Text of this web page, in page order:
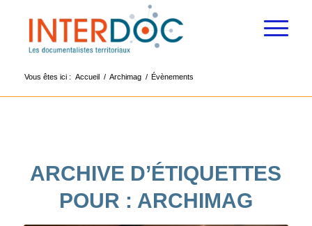
Vous êtes ici : Accueil / Archimag / Évènements
ARCHIVE D’ÉTIQUETTES
POUR : ARCHIMAG